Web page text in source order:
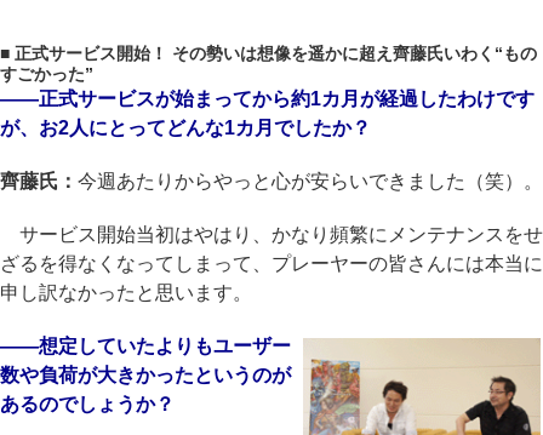
■ 正式サービス開始！ その勢いは想像を遥かに超え齊藤氏いわく“もの
すごかった”
――正式サービスが始まってから約1カ月が経過したわけです
が、お2人にとってどんな1カ月でしたか？
齊藤氏： 今週あたりからやっと心が安らいできました（笑）。
サービス開始当初はやはり、かなり頻繁にメンテナンスをせ
ざるを得なくなってしまって、プレーヤーの皆さんには本当に
申し訳なかったと思います。
――想定していたよりもユーザー
数や負荷が大きかったというのが
あるのでしょうか？